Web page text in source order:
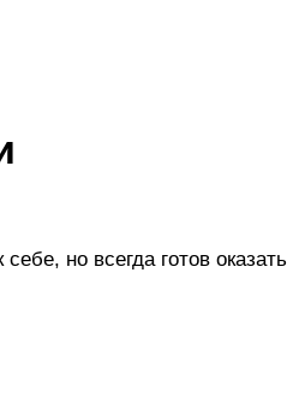
но всегда готов оказать